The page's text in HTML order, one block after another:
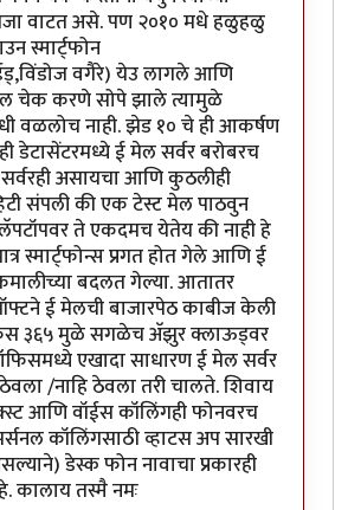
मजा वाटत असे. पण २०१० मधे हळुहळु
स्मार्ट्फोन
वगैरे) येउ लागले आणि
चेक करणे सोपे झाले त्यामुळे
वळलोच नाही. झेड १० चे ही आकर्षण
डेटासेंटरमध्ये ई मेल सर्वर बरोबरच
असायचा आणि कुठलीही
संपली की एक टेस्ट मेल पाठवुन
ते एकदमच येतेय की नाही हे
स्मार्ट्फोन्स प्रगत होत गेले आणि ई
बदलत गेल्या. आतातर
ई मेलची बाजारपेठ काबीज केली
३६५ मुळे सगळेच अ‍ॅझुर क्लाऊड्वर
एखादा साधारण ई मेल सर्वर
/नाहि ठेवला तरी चालते. शिवाय
आणि वॉईस कॉलिंगही फोनवरच
कॉलिंगसाठी व्हाटस अप सारखी
डेस्क फोन नावाचा प्रकारही
कालाय तस्मै नमः